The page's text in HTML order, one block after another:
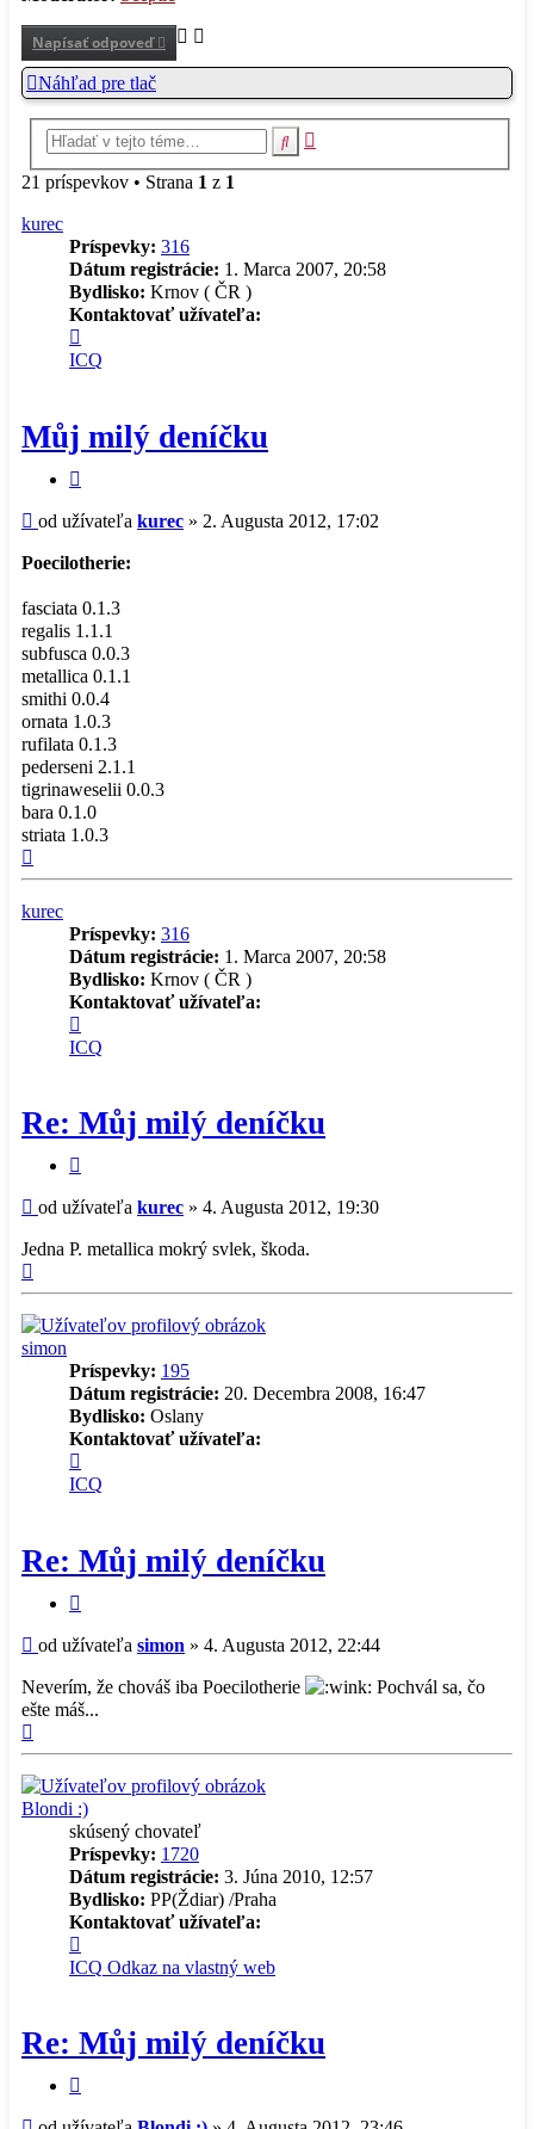
Napísať odpoveď
Náhľad pre tlač
Hľadať
vyhľadávanie
21 príspevkov • Strana 1 z 1
kurec
Príspevky: 316
Dátum registrácie: 1. Marca 2007, 20:58
Bydlisko: Krnov ( ČR )
Kontaktovať užívateľa:
informácie
kurec
ICQ
Můj milý deníčku
Príspevok
od užívateľa kurec » 2. Augusta 2012, 17:02
Poecilotherie:
fasciata 0.1.3
regalis 1.1.1
subfusca 0.0.3
metallica 0.1.1
smithi 0.0.4
ornata 1.0.3
rufilata 0.1.3
pederseni 2.1.1
tigrinaweselii 0.0.3
bara 0.1.0
striata 1.0.3
kurec
Príspevky: 316
Dátum registrácie: 1. Marca 2007, 20:58
Bydlisko: Krnov ( ČR )
Kontaktovať užívateľa:
informácie
kurec
ICQ
Re: Můj milý deníčku
Príspevok
od užívateľa kurec » 4. Augusta 2012, 19:30
Jedna P. metallica mokrý svlek, škoda.
simon
Príspevky: 195
Dátum registrácie: 20. Decembra 2008, 16:47
Bydlisko: Oslany
Kontaktovať užívateľa:
informácie
simon
ICQ
Re: Můj milý deníčku
Príspevok
od užívateľa simon » 4. Augusta 2012, 22:44
Neverím, že chováš iba Poecilotherie
Pochvál sa, čo
ešte máš...
Blondi :)
skúsený chovateľ
Príspevky: 1720
Dátum registrácie: 3. Júna 2010, 12:57
Bydlisko: PP(Ždiar) /Praha
Kontaktovať užívateľa:
informácie
Blondi
:)
ICQ Odkaz na vlastný web
Re: Můj milý deníčku